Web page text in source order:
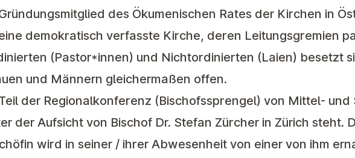
des Ökumenischen Rates der Kirchen in
demokratisch verfasste Kirche, deren Leitungsgremien
(Pastor*innen) und Nichtordinierten (Laien) besetzt
und Männern gleichermaßen offen.
der Regionalkonferenz (Bischofssprengel) von Mittel- und
der Aufsicht von Bischof Dr. Stefan Zürcher in Zürich steht.
wird in seiner / ihrer Abwesenheit von einer von ihm